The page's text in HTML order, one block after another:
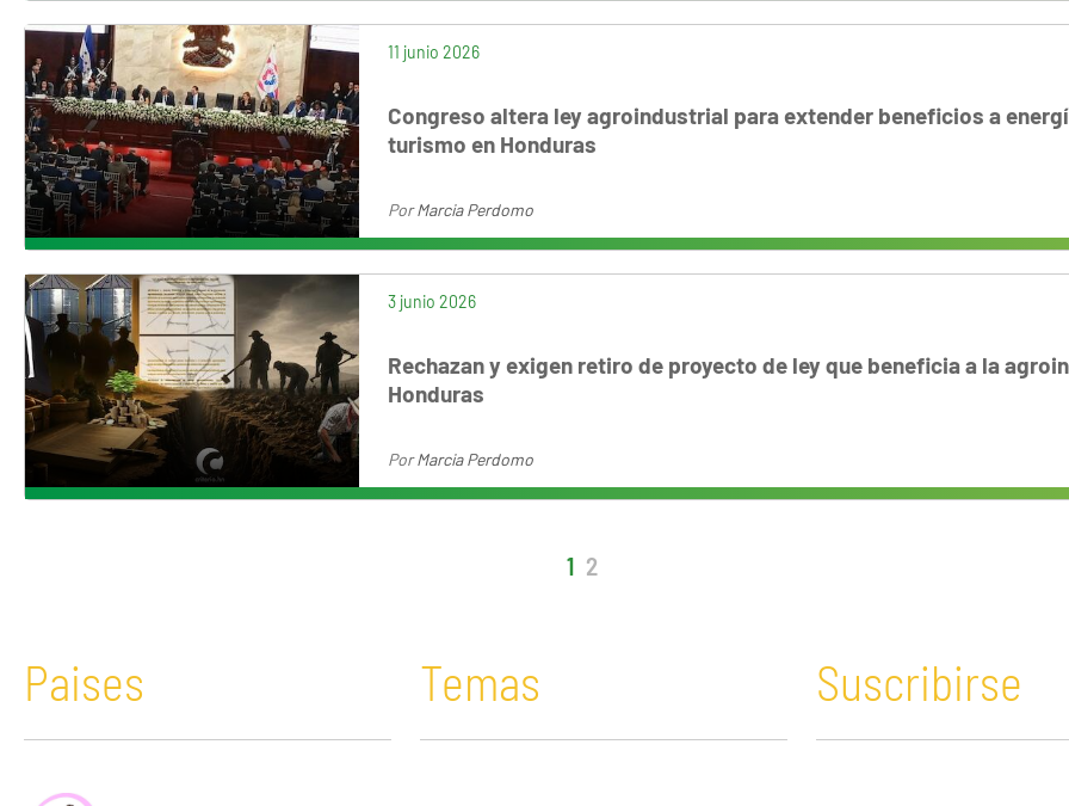
11 junio 2026
Congreso altera ley agroindustrial para extender beneficios a
turismo en Honduras
PorMarcia Perdomo
3 junio 2026
Rechazan y exigen retiro de proyecto de ley que beneficia a la
Honduras
PorMarcia Perdomo
1 2
Paises Temas Suscribirse